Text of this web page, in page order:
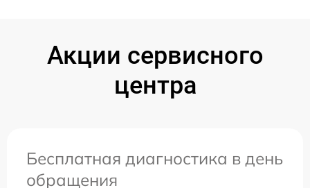
Акции сервисного
центра
Бесплатная диагностика в день
обращения